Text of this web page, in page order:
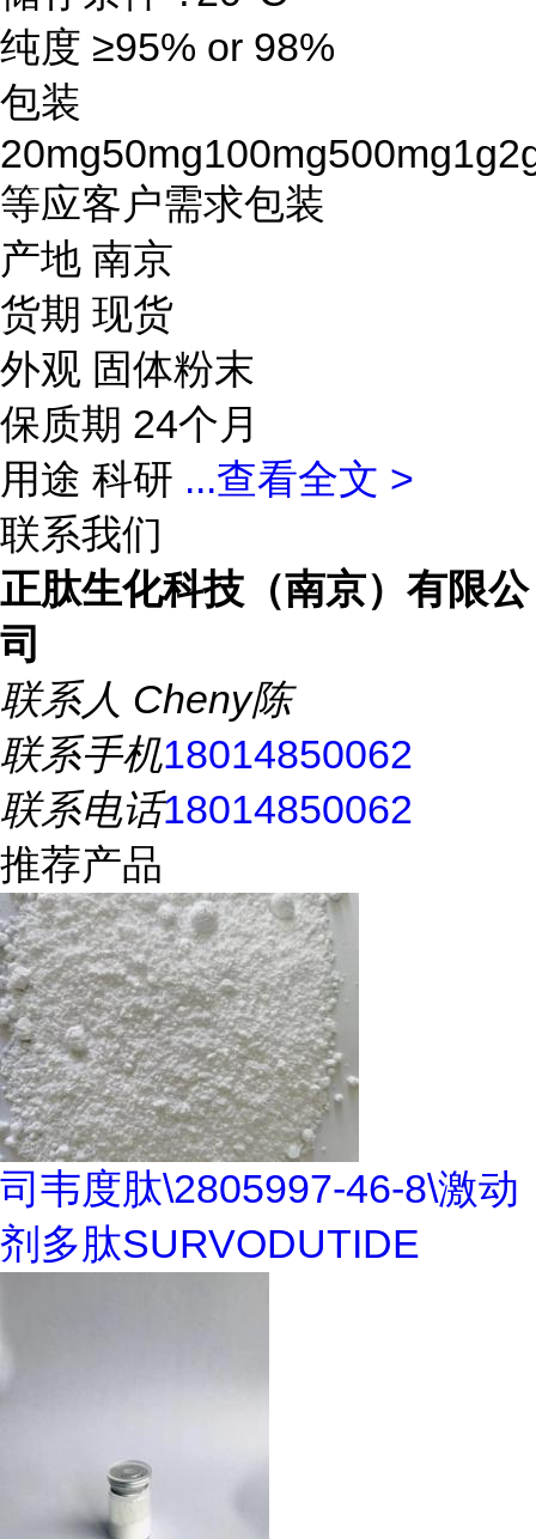
纯度 ≥95% or 98%
包装
等应客户需求包装
产地 南京
货期 现货
外观 固体粉末
保质期 24个月
用途 科研 ...查看全文 >
联系我们
正肽生化科技（南京）有限公
司
联系人 Cheny陈
联系手机18014850062
联系电话18014850062
推荐产品
司韦度肽\2805997-46-8\激动
剂多肽SURVODUTIDE